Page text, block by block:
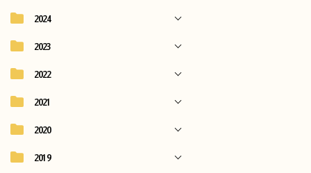
2024
2023
2022
2021
2020
2019